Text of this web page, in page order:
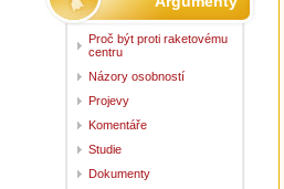
Proč být proti raketovému
centru
Názory osobností
Projevy
Komentáře
Studie
Dokumenty